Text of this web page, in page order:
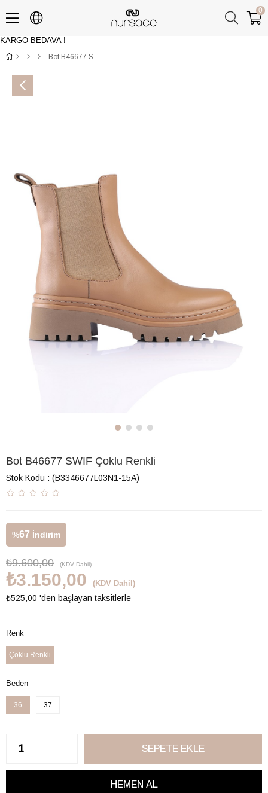
KARGO BEDAVA !
0
Bot B46677 SWIF Çoklu Renkli
Bot B46677 SWIF Çoklu Renkli
Stok Kodu (B3346677L03N1-15A)
%67 İndirim
₺9.600,00 (KDV Dahil)
₺3.150,00 (KDV Dahil)
₺525,00 'den başlayan taksitlerle
Renk
Çoklu Renkli
Beden
36 37